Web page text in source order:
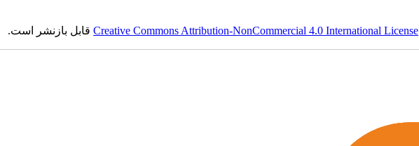
Creative Commons Attribution-NonCommercial 4.0 International Licenseقابل بازنشر است.